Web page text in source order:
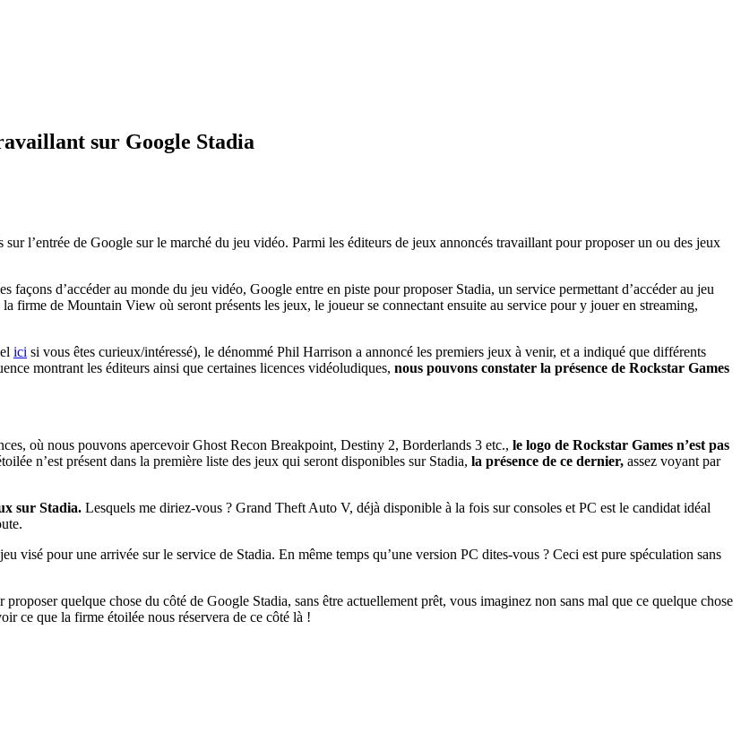
sur Google Stadia
l’entrée de Google sur le marché du jeu vidéo. Parmi les éditeurs de jeux annoncés travaillant pour proposer un ou des jeux
façons d’accéder au monde du jeu vidéo, Google entre en piste pour proposer Stadia, un service permettant d’accéder au jeu
firme de Mountain View où seront présents les jeux, le joueur se connectant ensuite au service pour y jouer en streaming,
ici si vous êtes curieux/intéressé), le dénommé Phil Harrison a annoncé les premiers jeux à venir, et a indiqué que différents
montrant les éditeurs ainsi que certaines licences vidéoludiques, nous pouvons constater la présence de Rockstar Games
où nous pouvons apercevoir Ghost Recon Breakpoint, Destiny 2, Borderlands 3 etc., le logo de Rockstar Games n’est pas
n’est présent dans la première liste des jeux qui seront disponibles sur Stadia, la présence de ce dernier, assez voyant par
sur Stadia. Lesquels me diriez-vous ? Grand Theft Auto V, déjà disponible à la fois sur consoles et PC est le candidat idéal
visé pour une arrivée sur le service de Stadia. En même temps qu’une version PC dites-vous ? Ceci est pure spéculation sans
quelque chose du côté de Google Stadia, sans être actuellement prêt, vous imaginez non sans mal que ce quelque chose
ce que la firme étoilée nous réservera de ce côté là !